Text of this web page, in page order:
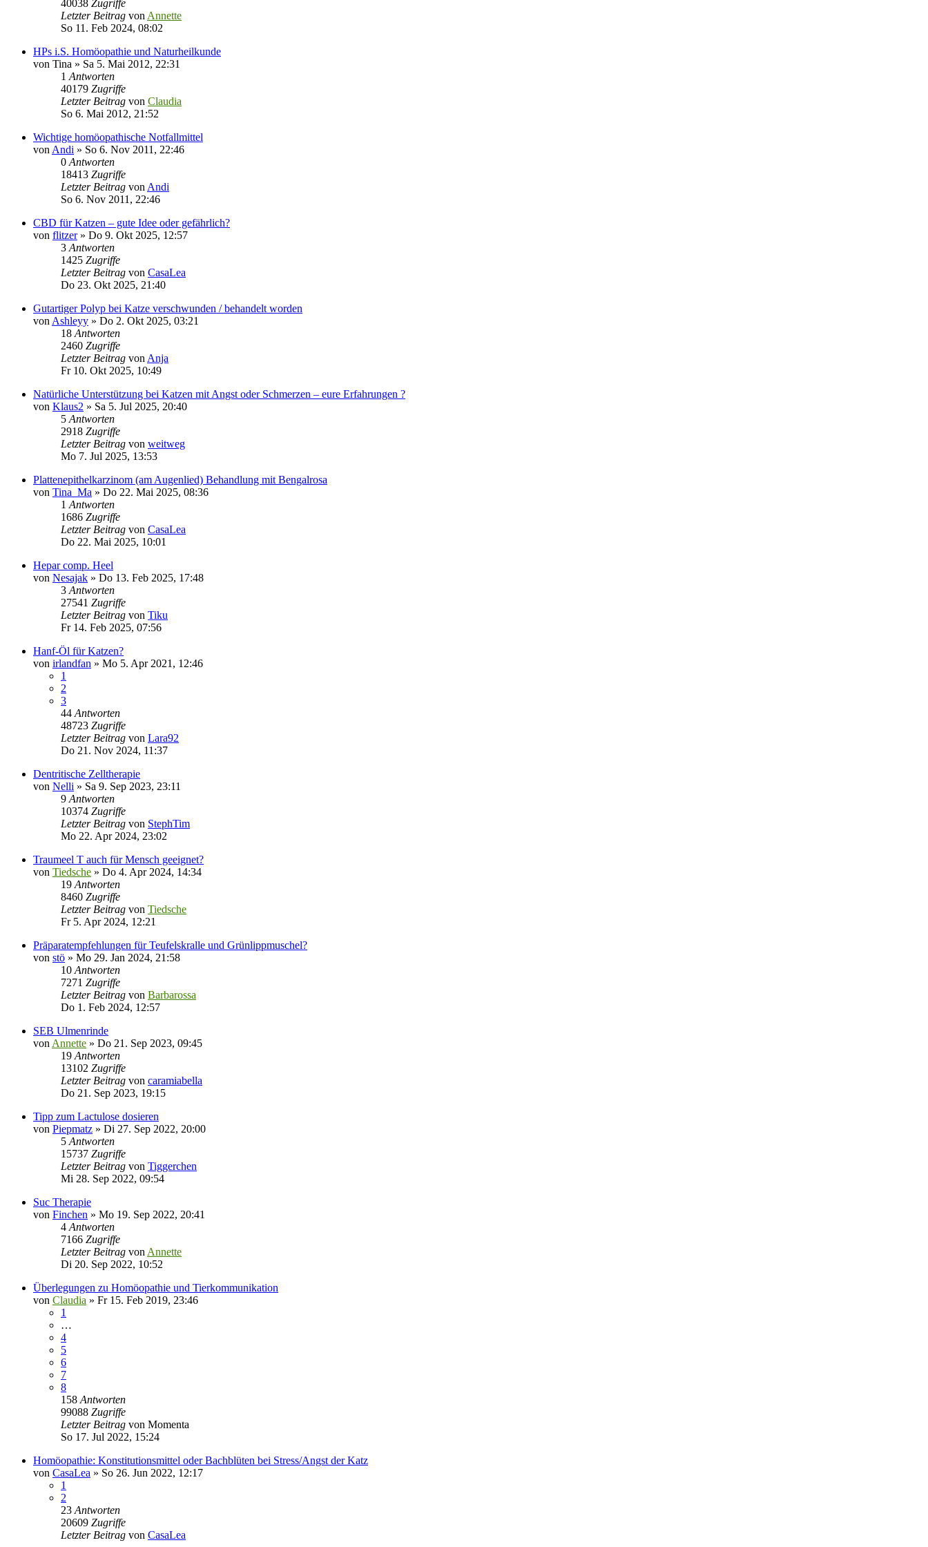
40038 Zugriffe
Letzter Beitrag vonAnnette
So 11. Feb 2024, 08:02
HPs i.S. Homöopathie und Naturheilkunde
von Tina » Sa 5. Mai 2012, 22:31
1Antworten
40179 Zugriffe
Letzter Beitrag von Claudia
So 6. Mai 2012, 21:52
Wichtige homöopathische Notfallmittel
vonAndi » So 6. Nov 2011, 22:46
0Antworten
18413 Zugriffe
Letzter Beitrag vonAndi
So 6. Nov 2011, 22:46
CBD für Katzen – gute Idee oder gefährlich?
von flitzer» Do 9. Okt 2025, 12:57
3Antworten
1425 Zugriffe
Letzter Beitrag von CasaLea
Do 23. Okt 2025, 21:40
Gutartiger Polyp bei Katze verschwunden / behandelt worden
vonAshleyy » Do 2. Okt 2025, 03:21
18Antworten
2460 Zugriffe
Letzter Beitrag vonAnja
Fr 10. Okt 2025, 10:49
Natürliche Unterstützung bei Katzen mit Angst oder Schmerzen – eure Erfahrungen ?
von Klaus2 » Sa 5. Jul 2025, 20:40
5Antworten
2918 Zugriffe
Letzter Beitrag von weitweg
Mo 7. Jul 2025, 13:53
Plattenepithelkarzinom (am Augenlied) Behandlung mit Bengalrosa
von Tina_Ma » Do 22. Mai 2025, 08:36
1Antworten
1686 Zugriffe
Letzter Beitrag von CasaLea
Do 22. Mai 2025, 10:01
Hepar comp. Heel
von Nesajak » Do 13. Feb 2025, 17:48
3Antworten
27541 Zugriffe
Letzter Beitrag von Tiku
Fr 14. Feb 2025, 07:56
Hanf-Öl für Katzen?
von irlandfan » Mo 5. Apr 2021, 12:46
1
2
3
44Antworten
48723 Zugriffe
Letzter Beitrag von Lara92
Do 21. Nov 2024, 11:37
Dentritische Zelltherapie
von Nelli » Sa 9. Sep 2023, 23:11
9Antworten
10374 Zugriffe
Letzter Beitrag von StephTim
Mo 22. Apr 2024, 23:02
Traumeel T auch für Mensch geeignet?
von Tiedsche » Do 4. Apr 2024, 14:34
19Antworten
8460 Zugriffe
Letzter Beitrag von Tiedsche
Fr 5. Apr 2024, 12:21
Präparatempfehlungen für Teufelskralle und Grünlippmuschel?
von stö » Mo 29. Jan 2024, 21:58
10Antworten
7271 Zugriffe
Letzter Beitrag von Barbarossa
Do 1. Feb 2024, 12:57
SEB Ulmenrinde
vonAnnette » Do 21. Sep 2023, 09:45
19Antworten
13102 Zugriffe
Letzter Beitrag von caramiabella
Do 21. Sep 2023, 19:15
Tipp zum Lactulose dosieren
von Piepmatz » Di 27. Sep 2022, 20:00
5Antworten
15737 Zugriffe
Letzter Beitrag von Tiggerchen
Mi 28. Sep 2022, 09:54
Suc Therapie
von Finchen » Mo 19. Sep 2022, 20:41
4Antworten
7166 Zugriffe
Letzter Beitrag vonAnnette
Di 20. Sep 2022, 10:52
Überlegungen zu Homöopathie und Tierkommunikation
von Claudia » Fr 15. Feb 2019, 23:46
1
…
4
5
6
7
8
158Antworten
99088 Zugriffe
Letzter Beitrag von Momenta
So 17. Jul 2022, 15:24
Homöopathie: Konstitutionsmittel oder Bachblüten bei Stress/Angst der Katz
von CasaLea » So 26. Jun 2022, 12:17
1
2
23Antworten
20609 Zugriffe
Letzter Beitrag von CasaLea